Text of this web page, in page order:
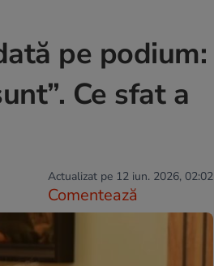
pe podium:
Ce sfat a
Actualizat pe 12 iun. 2026, 02:02
Comentează